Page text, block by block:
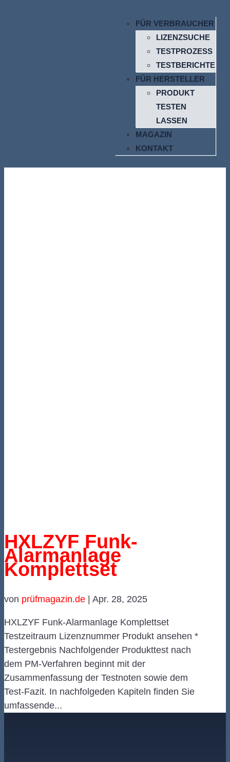
FÜR VERBRAUCHER
LIZENZSUCHE
TESTPROZESS
TESTBERICHTE
FÜR HERSTELLER
PRODUKT
TESTEN
LASSEN
MAGAZIN
KONTAKT
HXLZYF Funk-
Alarmanlage
Komplettset
von prüfmagazin.de Apr. 28, 2025
HXLZYF Funk-Alarmanlage Komplettset
Testzeitraum Lizenznummer Produkt ansehen *
Testergebnis Nachfolgender Produkttest nach
dem PM-Verfahren beginnt mit der
Zusammenfassung der Testnoten sowie dem
Test-Fazit. In nachfolgeden Kapiteln finden Sie
umfassende...